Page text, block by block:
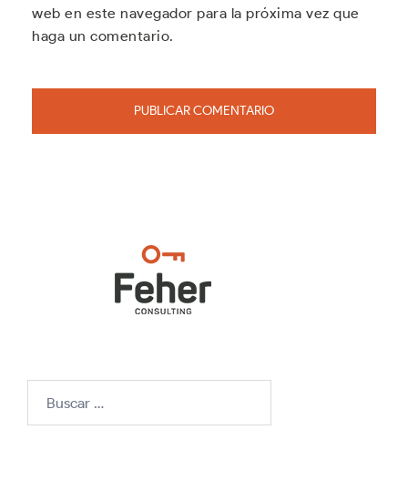
web en este navegador para la próxima vez que
haga un comentario.